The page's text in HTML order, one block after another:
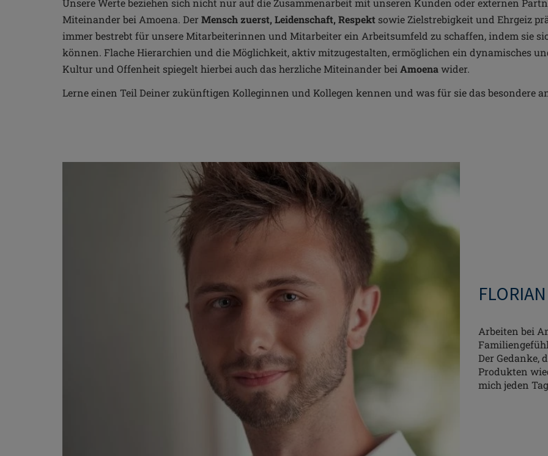
Unsere Werte beziehen sich nicht nur auf die Zusammenarbeit mit unseren Kunden oder externen
Miteinander bei Amoena. Der Mensch zuerst, Leidenschaft, Respekt sowie Zielstrebigkeit und Ehrgeiz
immer bestrebt für unsere Mitarbeiterinnen und Mitarbeiter ein Arbeitsumfeld zu schaffen, indem sie
können. Flache Hierarchien und die Möglichkeit, aktiv mitzugestalten, ermöglichen ein dynamisches
Kultur und Offenheit spiegelt hierbei auch das herzliche Miteinander bei Amoenawider.
Lerne einen Teil Deiner zukünftigen Kolleginnen und Kollegen kennen und was für sie das besondere
Arbeiten bei
Der Gedanke,
Produkten
mich jeden